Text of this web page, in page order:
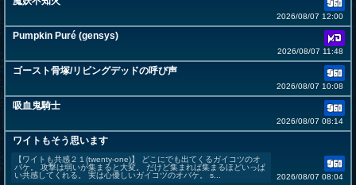
2026/08/07 12:00
Pumpkin Puré (gensys)
2026/08/07 11:48
ゴースト骨塚/リビングデッドの呼び声
2026/08/07 10:08
吸血鬼騎士
2026/08/07 08:14
ワイトもそう思います
【ワイトも共感２１(twenty-one)】 どこにでも出てくるガイコツのオ
バケ。 攻撃は弱いが集まると大変。 だけど集まれば集まるほどいっぱ
い共感してくれる。 実は心優しいガイコツのオバケ。 s...
2026/08/07 08:04